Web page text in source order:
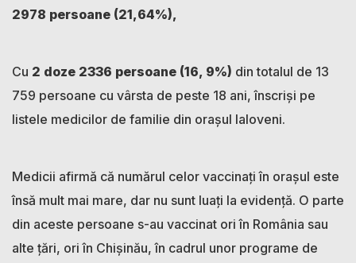
2978 persoane (21,64%),
Cu 2 doze 2336 persoane (16, 9%) din totalul de 13
759 persoane cu vârsta de peste 18 ani, înscrişi pe
listele medicilor de familie din oraşul laloveni.
Medicii afirmă că numărul celor vaccinați în orașul este
însă mult mai mare, dar nu sunt luați la evidență. O parte
din aceste persoane s-au vaccinat ori în România sau
alte țări, ori în Chișinău, în cadrul unor programe de